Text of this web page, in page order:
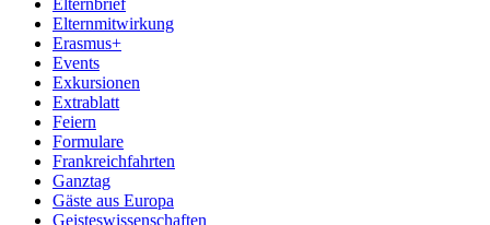
Elternbrief
Elternmitwirkung
Erasmus+
Events
Exkursionen
Extrablatt
Feiern
Formulare
Frankreichfahrten
Ganztag
Gäste aus Europa
Geisteswissenschaften